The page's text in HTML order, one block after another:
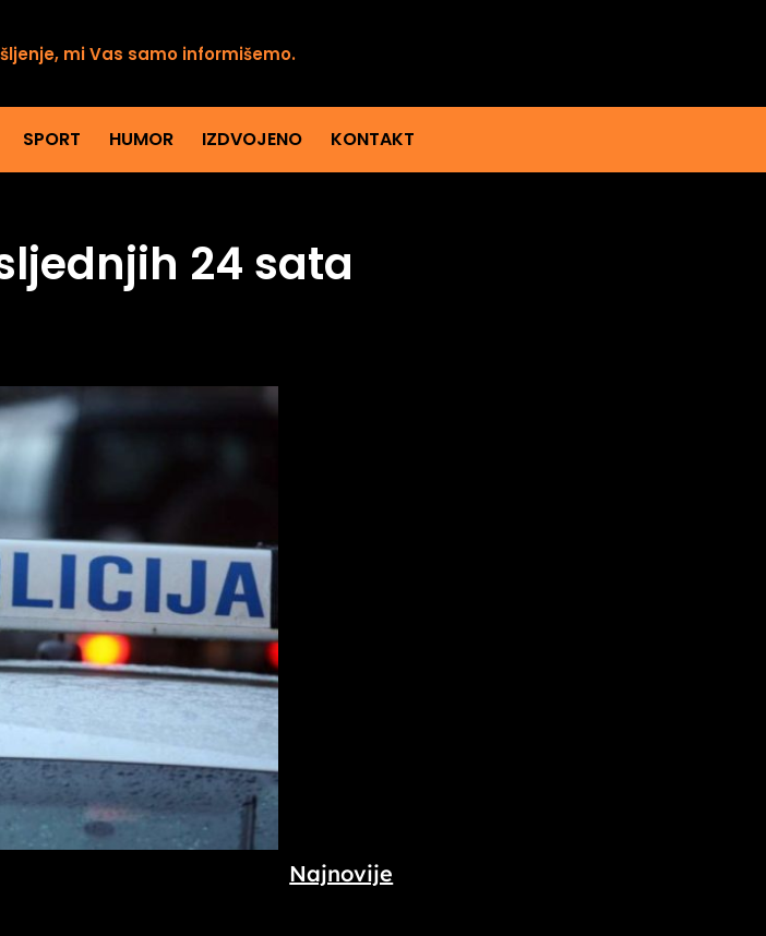
mi Vas samo informišemo.
SPORT HUMOR IZDVOJENO KONTAKT
24 sata
Najnovije